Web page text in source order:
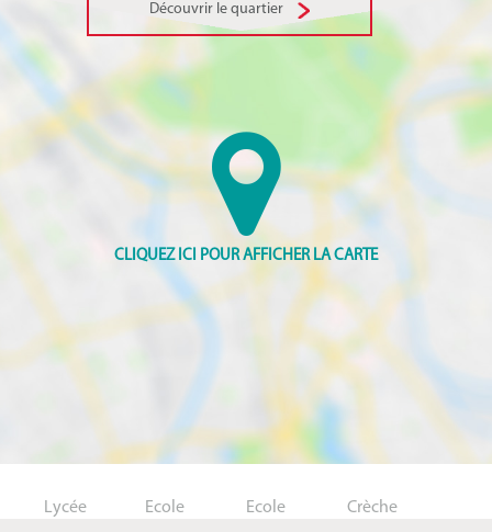
Découvrir le quartier
Lycée Ecole
Ecole
Crèche